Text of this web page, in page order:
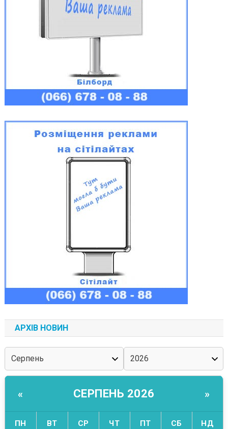
АРХІВ НОВИН
« СЕРПЕНЬ 2026 »
ПН ВТ СР ЧТ ПТ СБ НД